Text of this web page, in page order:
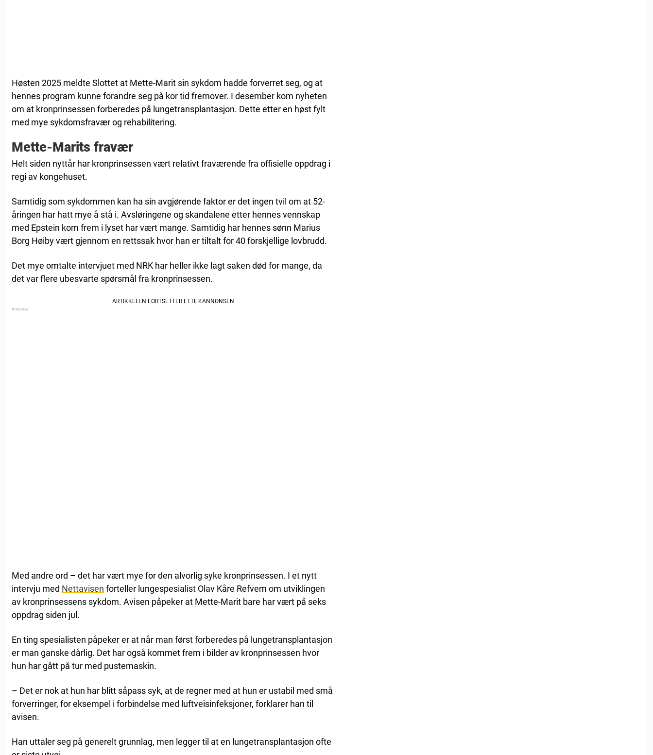
Høsten 2025 meldte Slottet at Mette-Marit sin sykdom hadde forverret seg, og at
hennes program kunne forandre seg på kor tid fremover. I desember kom nyheten
om at kronprinsessen forberedes på lungetransplantasjon. Dette etter en høst fylt
med mye sykdomsfravær og rehabilitering.
Mette-Marits fravær
Helt siden nyttår har kronprinsessen vært relativt fraværende fra offisielle oppdrag i
regi av kongehuset.
Samtidig som sykdommen kan ha sin avgjørende faktor er det ingen tvil om at 52-
åringen har hatt mye å stå i. Avsløringene og skandalene etter hennes vennskap
med Epstein kom frem i lyset har vært mange. Samtidig har hennes sønn Marius
Borg Høiby vært gjennom en rettssak hvor han er tiltalt for 40 forskjellige lovbrudd.
Det mye omtalte intervjuet med NRK har heller ikke lagt saken død for mange, da
det var flere ubesvarte spørsmål fra kronprinsessen.
Med andre ord – det har vært mye for den alvorlig syke kronprinsessen. I et nytt
intervju med Nettavisen forteller lungespesialist Olav Kåre Refvem om utviklingen
av kronprinsessens sykdom. Avisen påpeker at Mette-Marit bare har vært på seks
oppdrag siden jul.
En ting spesialisten påpeker er at når man først forberedes på lungetransplantasjon
er man ganske dårlig. Det har også kommet frem i bilder av kronprinsessen hvor
hun har gått på tur med pustemaskin.
– Det er nok at hun har blitt såpass syk, at de regner med at hun er ustabil med små
forverringer, for eksempel i forbindelse med luftveisinfeksjoner, forklarer han til
avisen.
Han uttaler seg på generelt grunnlag, men legger til at en lungetransplantasjon ofte